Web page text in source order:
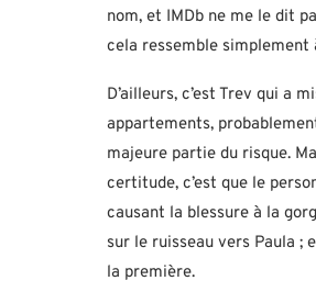
nom, et IMDb ne me le dit
cela ressemble simplement
D’ailleurs, c’est Trev qui a
appartements,
majeure partie du risque.
certitude, c’est que le
causant la blessure à la
sur le ruisseau vers Paula ;
la première.